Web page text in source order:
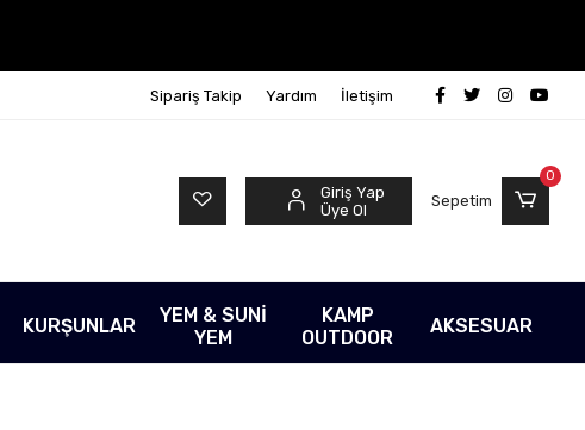
Sipariş Takip Yardım İletişim
Giriş Yap
Üye Ol
Sepetim
0
KURŞUNLAR
YEM & SUNİ
YEM
KAMP
OUTDOOR
AKSESUAR